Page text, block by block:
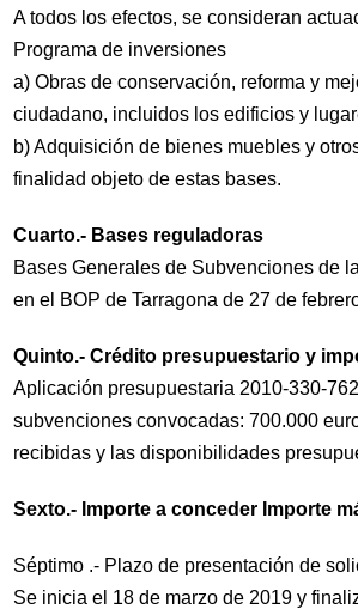
A todos los efectos, se consideran
Programa de inversiones
a) Obras de conservación, reforma y
ciudadano, incluidos los edificios y
b) Adquisición de bienes muebles y
finalidad objeto de estas bases.
Cuarto.- Bases reguladoras
Bases Generales de Subvenciones de
en el BOP de Tarragona de 27 de
Quinto.- Crédito presupuestario y
Aplicación presupuestaria 2010-330-
subvenciones convocadas: 700.000
recibidas y las disponibilidades
Sexto.- Importe a conceder Importe
Séptimo .- Plazo de presentación de
Se inicia el 18 de marzo de 2019 y